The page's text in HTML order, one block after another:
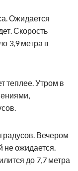
Ожидается
Скорость
3,9 метра в
теплее. Утром в
Вечером
не ожидается.
до 7,7 метра